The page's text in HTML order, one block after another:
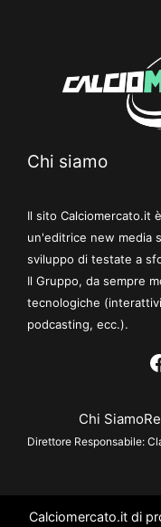
Chi siamo
Il sito Calciomercato.it
un'editrice new media
sviluppo di testate a
Il Gruppo, da sempre
tecnologiche
podcasting, ecc.).
Chi Siamo
Direttore Responsabile:
Calciomercato.it di